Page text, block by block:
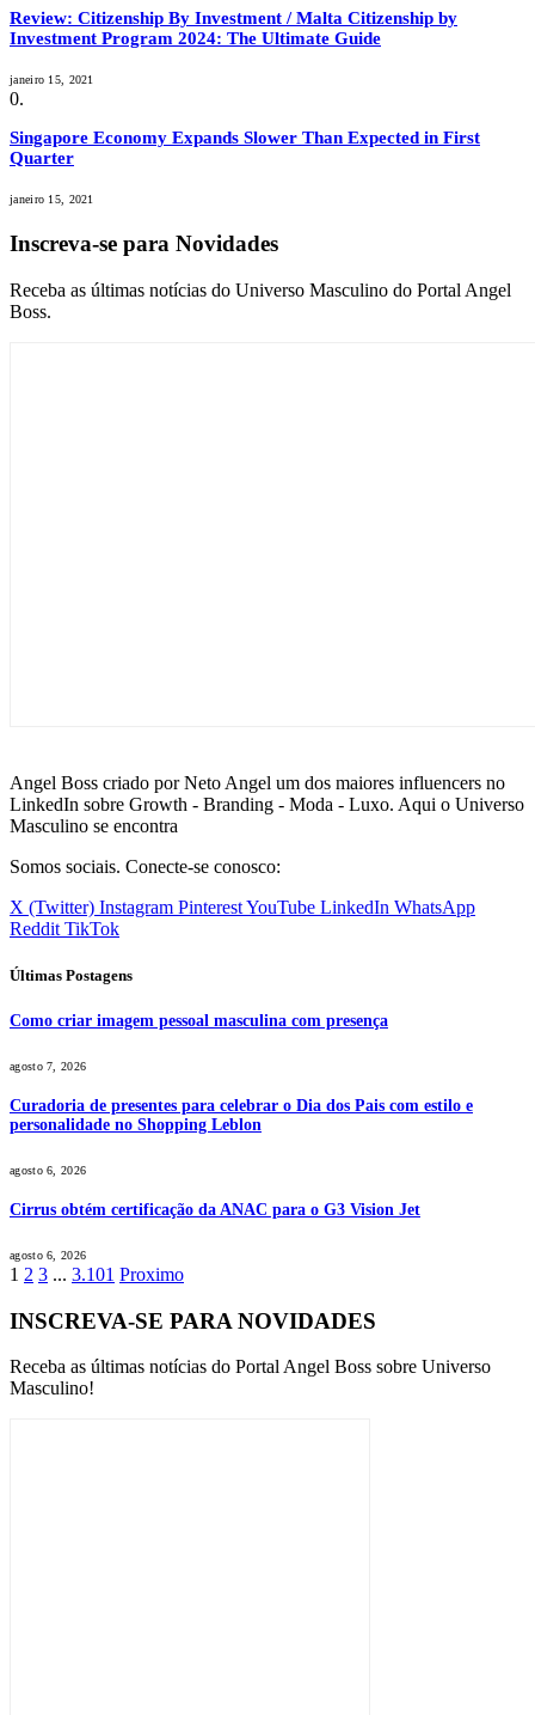
Review: Citizenship By Investment / Malta Citizenship by
Investment Program 2024: The Ultimate Guide
janeiro 15, 2021
Singapore Economy Expands Slower Than Expected in First
Quarter
janeiro 15, 2021
Inscreva-se para Novidades
Receba as últimas notícias do Universo Masculino do Portal Angel
Boss.
Angel Boss criado por Neto Angel um dos maiores influencers no
LinkedIn sobre Growth - Branding - Moda - Luxo. Aqui o Universo
Masculino se encontra
Somos sociais. Conecte-se conosco:
X (Twitter) Instagram PinterestYouTube LinkedIn WhatsApp
Reddit TikTok
Últimas Postagens
Como criar imagem pessoal masculina com presença
agosto 7, 2026
Curadoria de presentes para celebrar o Dia dos Pais com estilo e
personalidade no Shopping Leblon
agosto 6, 2026
Cirrus obtém certificação da ANAC para o G3 Vision Jet
agosto 6, 2026
1 2 3 ... 3.101 Proximo
INSCREVA-SE PARA NOVIDADES
Receba as últimas notícias do Portal Angel Boss sobre Universo
Masculino!